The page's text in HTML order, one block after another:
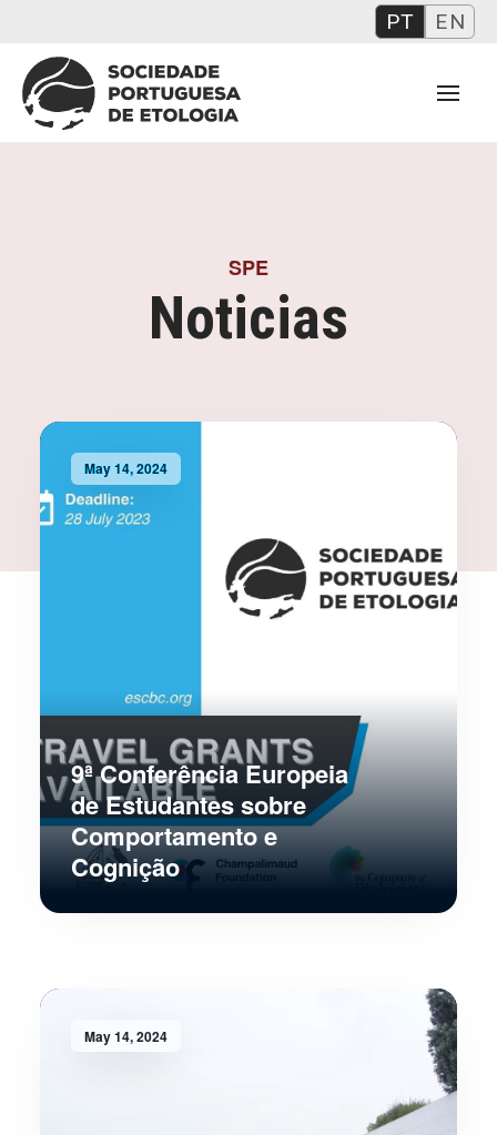
PT EN
SPE
Noticias
May 14, 2024
9ª Conferência Europeia
de Estudantes sobre
Comportamento e
Cognição
May 14, 2024